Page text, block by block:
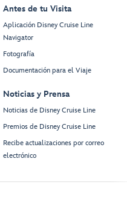
Antes de tu Visita
Aplicación Disney Cruise Line
Navigator
Fotografía
Documentación para el Viaje
Noticias y Prensa
Noticias de Disney Cruise Line
Premios de Disney Cruise Line
Recibe actualizaciones por correo
electrónico